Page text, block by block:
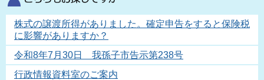
株式の譲渡所得がありました。確定申告をすると保険税
に影響がありますか？
令和8年7月30日 我孫子市告示第238号
行政情報資料室のご案内